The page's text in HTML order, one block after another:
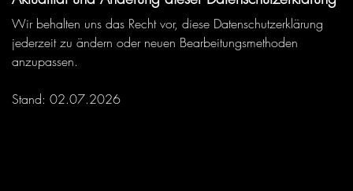
Wir behalten uns das Recht vor, diese Datenschutzerklärung
jederzeit zu ändern oder neuen Bearbeitungsmethoden
anzupassen.
Stand: 02.07.2026